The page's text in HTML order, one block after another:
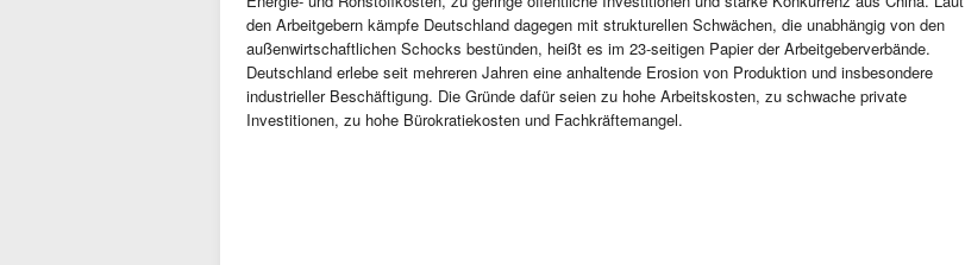
den Arbeitgebern kämpfe Deutschland dagegen mit strukturellen Schwächen, die unabhängig von den
außenwirtschaftlichen Schocks bestünden, heißt es im 23-seitigen Papier der Arbeitgeberverbände.
Deutschland erlebe seit mehreren Jahren eine anhaltende Erosion von Produktion und insbesondere
industrieller Beschäftigung. Die Gründe dafür seien zu hohe Arbeitskosten, zu schwache private
Investitionen, zu hohe Bürokratiekosten und Fachkräftemangel.